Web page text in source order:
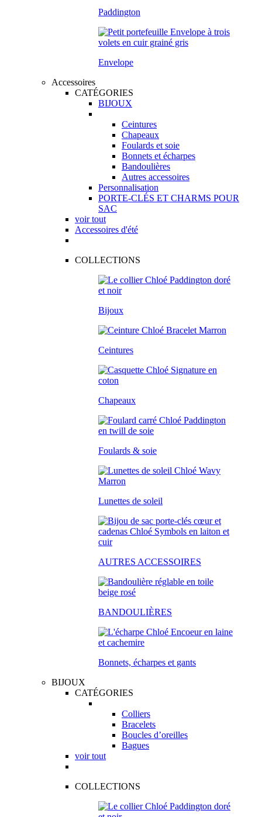
Paddington
Envelope
Accessoires
CATÉGORIES
BIJOUX
Ceintures
Chapeaux
Foulards et soie
Bonnets et écharpes
Bandoulières
Autres accessoires
Personnalisation
PORTE-CLÉS ET CHARMS POUR
SAC
voir tout
Accessoires d'été
COLLECTIONS
Bijoux
Ceintures
Chapeaux
Foulards & soie
Lunettes de soleil
AUTRES ACCESSOIRES
BANDOULIÈRES
Bonnets, écharpes et gants
BIJOUX
CATÉGORIES
Colliers
Bracelets
Boucles d’oreilles
Bagues
voir tout
COLLECTIONS